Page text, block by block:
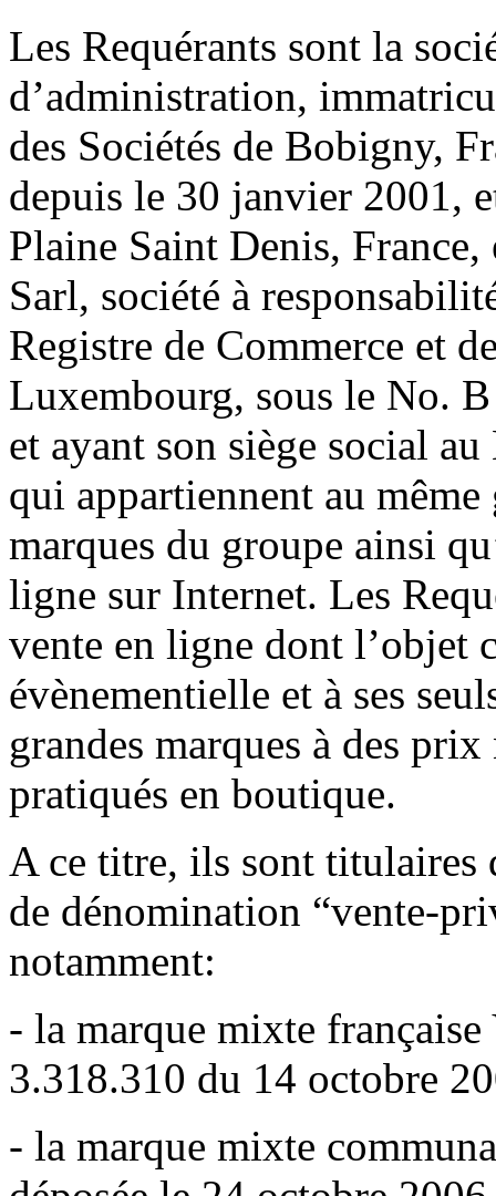
Les Requérants sont la
d’administration,
des Sociétés de Bobigny,
depuis le 30 janvier 2001,
Plaine Saint Denis,
Sarl, société à
Registre de Commerce et
Luxembourg, sous le No.
et ayant son siège social
qui appartiennent au
marques du groupe ainsi
ligne sur Internet. Les
vente en ligne dont l’objet
évènementielle et à ses
grandes marques à des
pratiqués en boutique.
A ce titre, ils sont titulaires
de dénomination “vente-
notamment:
- la marque mixte
3.318.310 du 14 octobre
- la marque mixte